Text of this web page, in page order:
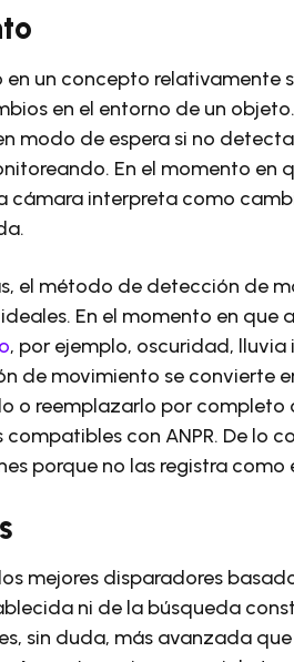
un concepto relativamente
en el entorno de un
modo de espera si no
En el momento en
cámara interpreta como
el método de detección de
En el momento en que
, por ejemplo, oscuridad, lluvia
de movimiento se convierte
o reemplazarlo por
con ANPR. De lo
porque no las registra como
mejores disparadores
ni de la búsqueda
sin duda, más avanzada